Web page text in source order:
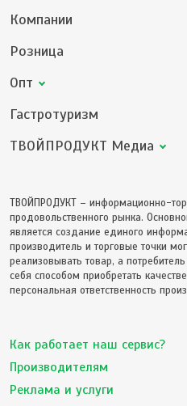
Компании
Розница
Опт
Гастротуризм
ТВОЙПРОДУКТ Медиа
ТВОЙПРОДУКТ – информационно-
продовольственного рынка.
является создание единого
производитель и торговые точки
реализовывать товар, а
себя способом приобретать
персональная ответственность
Как работает наш сервис?
Производителям
Реклама и услуги